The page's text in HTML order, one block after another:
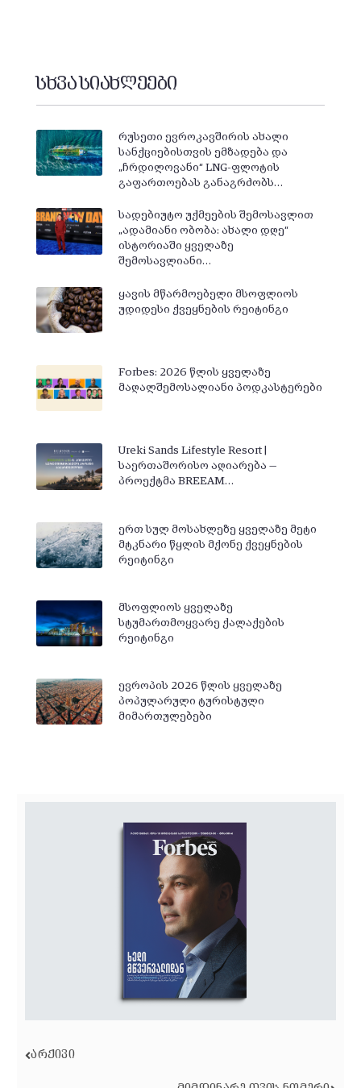
სხვა სიახლეები
რუსეთი ევროკავშირის ახალი
სანქციებისთვის ემზადება და
„ჩრდილოვანი“ LNG-ფლოტის
გაფართოებას განაგრძობს…
სადებიუტო უქმეების შემოსავლით
„ადამიანი ობობა: ახალი დღე“
ისტორიაში ყველაზე
შემოსავლიანი…
ყავის მწარმოებელი მსოფლიოს
უდიდესი ქვეყნების რეიტინგი
Forbes: 2026 წლის ყველაზე
მაღალშემოსალიანი პოდკასტერები
Ureki Sands Lifestyle Resort |
საერთაშორისო აღიარება —
პროექტმა BREEAM…
ერთ სულ მოსახლეზე ყველაზე მეტი
მტკნარი წყლის მქონე ქვეყნების
რეიტინგი
მსოფლიოს ყველაზე
სტუმართმოყვარე ქალაქების
რეიტინგი
ევროპის 2026 წლის ყველაზე
პოპულარული ტურისტული
მიმართულებები
ᲐᲠᲥᲘᲕᲘ